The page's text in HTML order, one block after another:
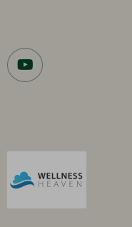
Instagram